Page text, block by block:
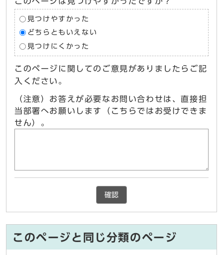
見つけやすかった
どちらともいえない
見つけにくかった
このページに関してのご意見がありましたらご記
入ください。
（注意）お答えが必要なお問い合わせは、直接担
当部署へお願いします（こちらではお受けできま
せん）。
確認
このページと同じ分類のページ